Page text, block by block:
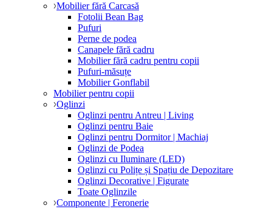
Mobilier fără Carcasă
Fotolii Bean Bag
Pufuri
Perne de podea
Canapele fără cadru
Mobilier fără cadru pentru copii
Pufuri-măsuțe
Mobilier Gonflabil
Mobilier pentru copii
Oglinzi
Oglinzi pentru Antreu | Living
Oglinzi pentru Baie
Oglinzi pentru Dormitor | Machiaj
Oglinzi de Podea
Oglinzi cu Iluminare (LED)
Oglinzi cu Polițe și Spațiu de Depozitare
Oglinzi Decorative | Figurate
Toate Oglinzile
Componente | Feronerie